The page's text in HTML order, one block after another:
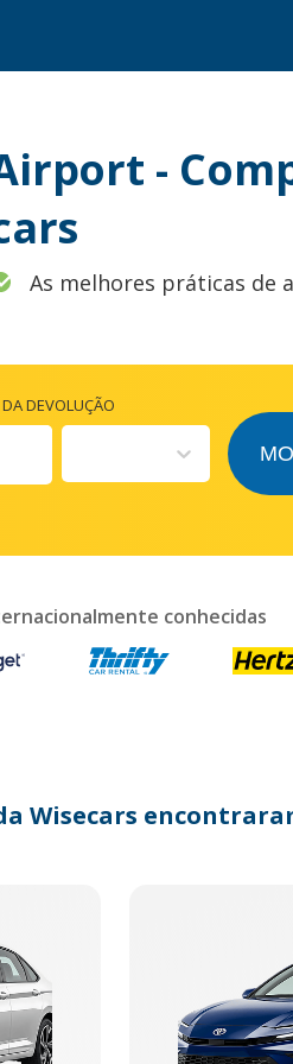
-
As melhores práticas de
DEVOLUÇÃO
conhecidas
Wisecars